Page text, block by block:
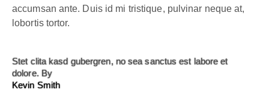
accumsan ante. Duis id mi tristique, pulvinar neque at,
lobortis tortor.
Stet clita kasd gubergren, no sea sanctus est labore et
dolore. By
Kevin Smith